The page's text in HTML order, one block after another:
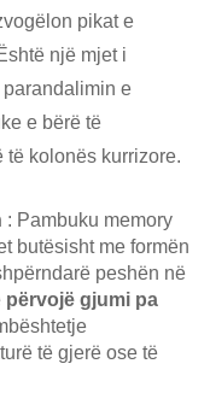
pikat e
një mjet i
e
e bërë të
të kolonës kurrizore.
: Pambuku memory
butësisht me formën
peshën në
përvojë gjumi pa
të gjerë ose të